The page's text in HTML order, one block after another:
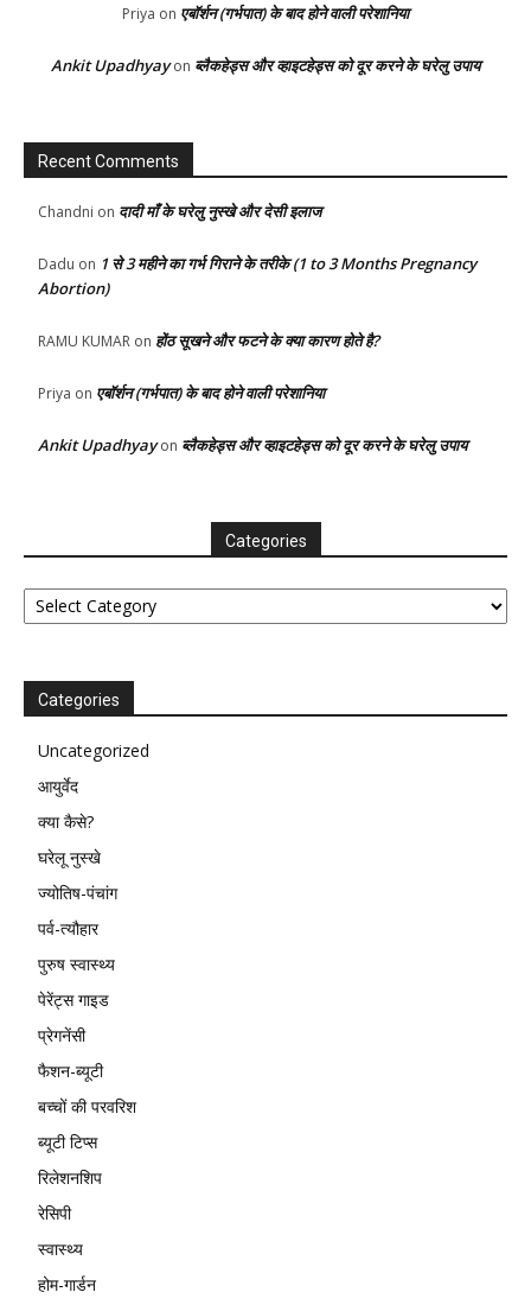
Priya on एबॉर्शन (गर्भपात) के बाद होने वाली परेशानिया
Ankit Upadhyayon ब्लैकहेड्स और व्हाइटहेड्स को दूर करने के घरेलु उपाय
Recent Comments
Chandni on दादी माँ के घरेलु नुस्खे और देसी इलाज
Dadu on 1 से 3 महीने का गर्भ गिराने के तरीके (1 to 3 Months Pregnancy
Abortion)
RAMU KUMAR on होंठ सूखने और फटने के क्या कारण होते है?
Priya on एबॉर्शन (गर्भपात) के बाद होने वाली परेशानिया
Ankit Upadhyayon ब्लैकहेड्स और व्हाइटहेड्स को दूर करने के घरेलु उपाय
Categories
Categories
Categories
Uncategorized
आयुर्वेद
क्या कैसे?
घरेलू नुस्खे
ज्योतिष-पंचांग
पर्व-त्यौहार
पुरुष स्वास्थ्य
पेरेंट्स गाइड
प्रेगनेंसी
फैशन-ब्यूटी
बच्चों की परवरिश
ब्यूटी टिप्स
रिलेशनशिप
रेसिपी
स्वास्थ्य
होम-गार्डन